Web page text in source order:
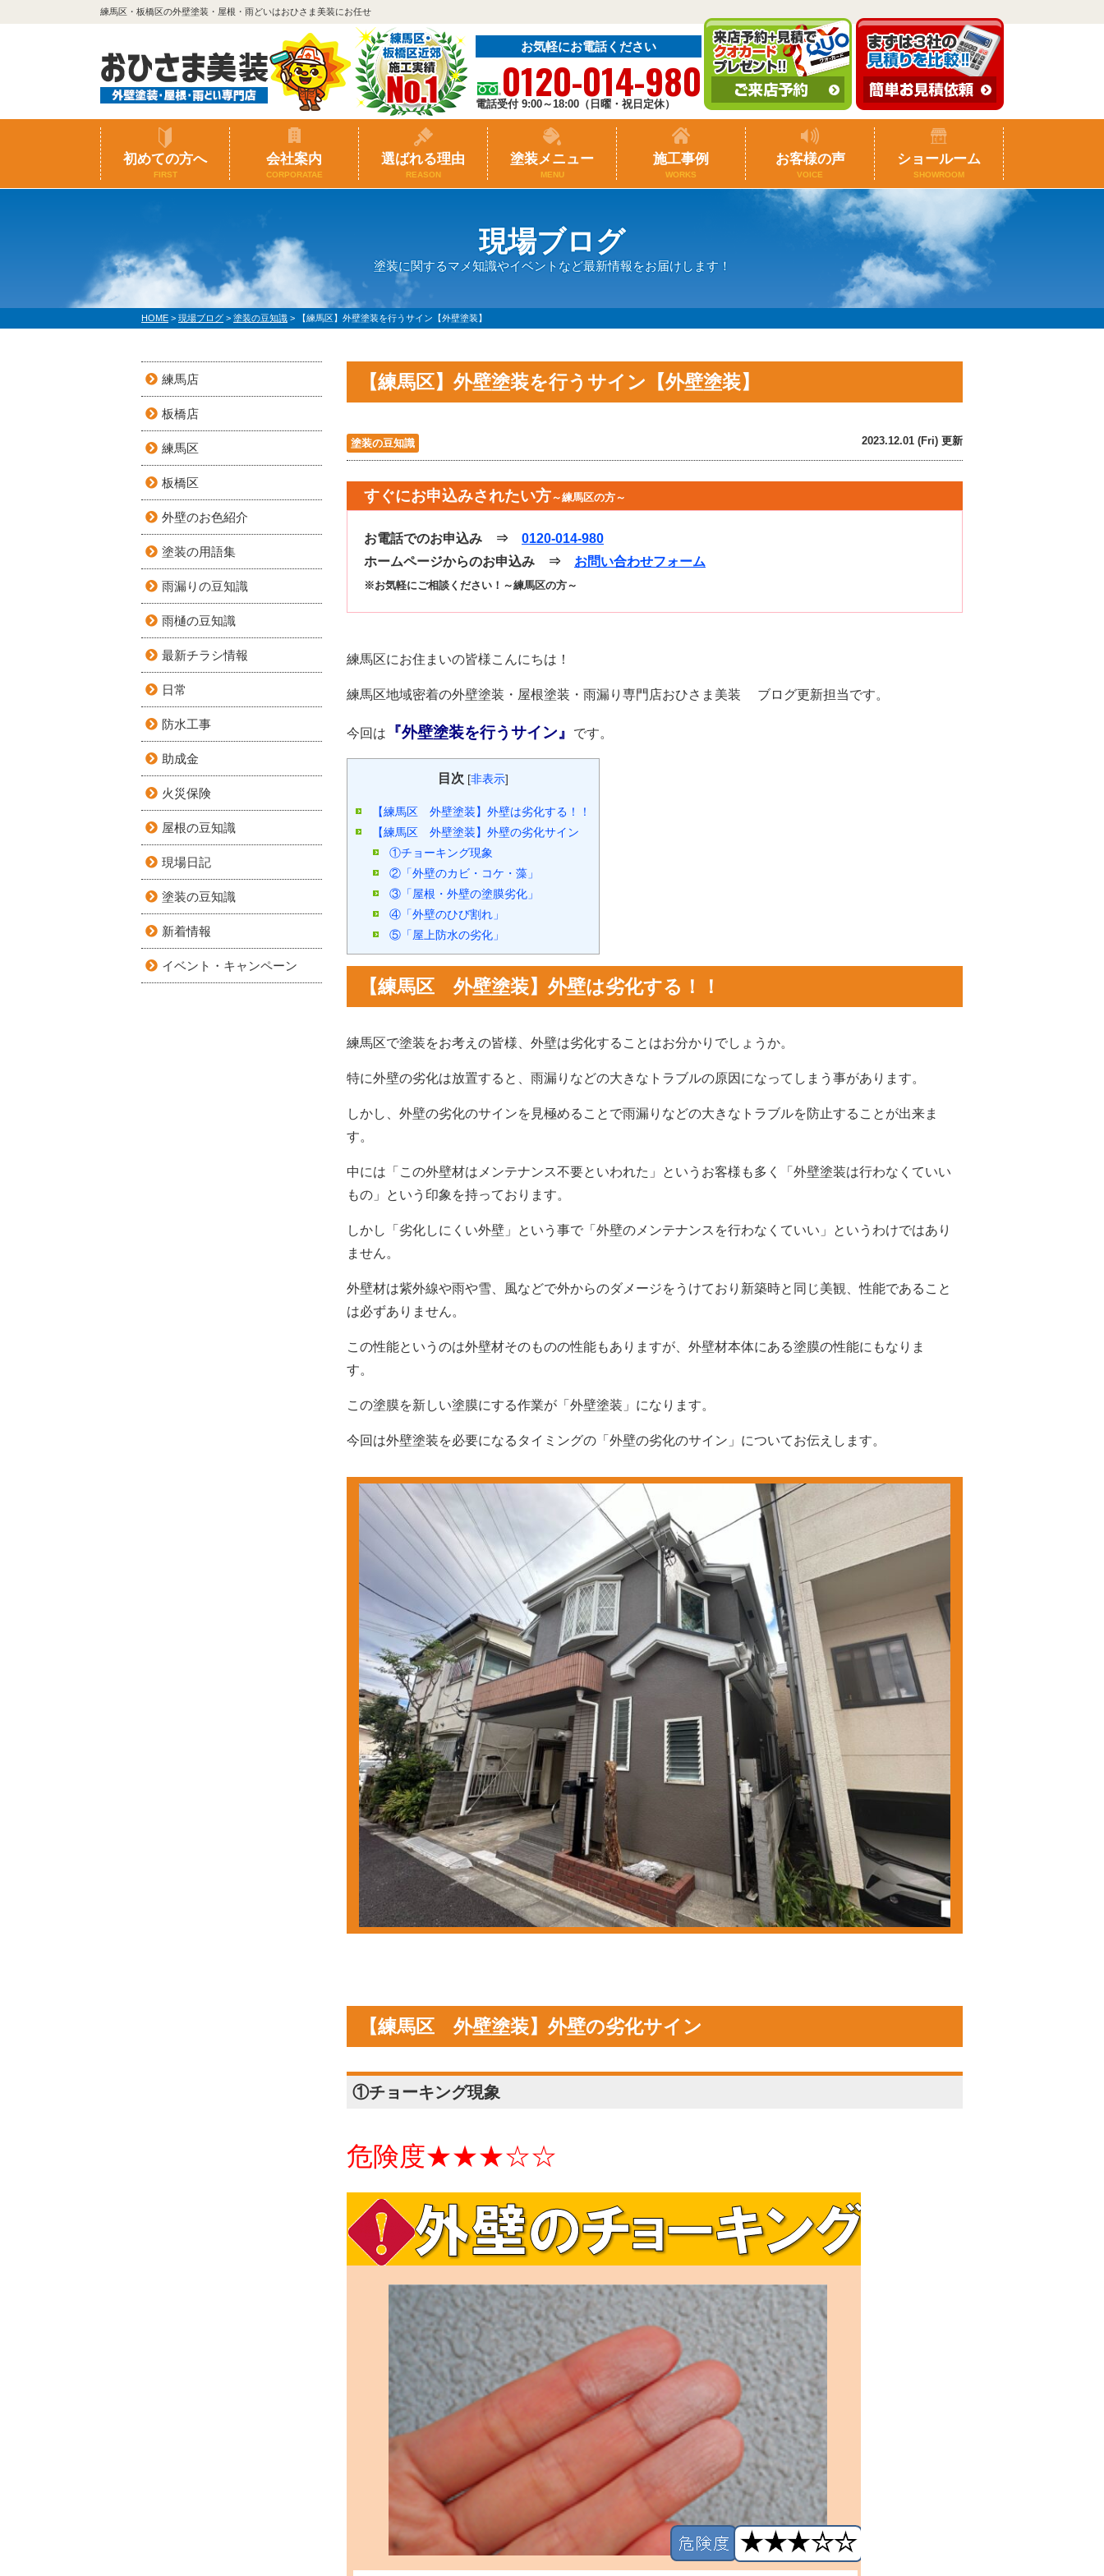
練馬区・板橋区の外壁塗装・屋根・雨どいはおひさま美装にお任せ
お気軽にお電話ください
0120-014-980
電話受付 9:00～18:00（日曜・祝日定休）
初めての方へ
FIRST
会社案内
CORPORATAE
選ばれる理由
REASON
塗装メニュー
MENU
施工事例
WORKS
お客様の声
VOICE
ショールーム
SHOWROOM
現場ブログ
塗装に関するマメ知識やイベントなど最新情報をお届けします！
HOME > 現場ブログ > 塗装の豆知識 > 【練馬区】外壁塗装を行うサイン【外壁塗装】
【練馬区】外壁塗装を行うサイン【外壁塗装】
塗装の豆知識 2023.12.01 (Fri) 更新
すぐにお申込みされたい方～練馬区の方～
お電話でのお申込み ⇒ 0120-014-980
ホームページからのお申込み ⇒ お問い合わせフォーム
※お気軽にご相談ください！～練馬区の方～
練馬区にお住まいの皆様こんにちは！
練馬区地域密着の外壁塗装・屋根塗装・雨漏り専門店おひさま美装 ブログ更新担当です。
今回は 『外壁塗装を行うサイン』 です。
目次 [非表示]
【練馬区 外壁塗装】外壁は劣化する！！
【練馬区 外壁塗装】外壁の劣化サイン
①チョーキング現象
②「外壁のカビ・コケ・藻」
③「屋根・外壁の塗膜劣化」
④「外壁のひび割れ」
⑤「屋上防水の劣化」
【練馬区 外壁塗装】外壁は劣化する！！
練馬区で塗装をお考えの皆様、外壁は劣化することはお分かりでしょうか。
特に外壁の劣化は放置すると、雨漏りなどの大きなトラブルの原因になってしまう事があります。
しかし、外壁の劣化のサインを見極めることで雨漏りなどの大きなトラブルを防止することが出来ま
す。
中には「この外壁材はメンテナンス不要といわれた」というお客様も多く「外壁塗装は行わなくていい
もの」という印象を持っております。
しかし「劣化しにくい外壁」という事で「外壁のメンテナンスを行わなくていい」というわけではあり
ません。
外壁材は紫外線や雨や雪、風などで外からのダメージをうけており新築時と同じ美観、性能であること
は必ずありません。
この性能というのは外壁材そのものの性能もありますが、外壁材本体にある塗膜の性能にもなりま
す。
この塗膜を新しい塗膜にする作業が「外壁塗装」になります。
今回は外壁塗装を必要になるタイミングの「外壁の劣化のサイン」についてお伝えします。
【練馬区 外壁塗装】外壁の劣化サイン
①チョーキング現象
危険度★★★☆☆
練馬店
板橋店
練馬区
板橋区
外壁のお色紹介
塗装の用語集
雨漏りの豆知識
雨樋の豆知識
最新チラシ情報
日常
防水工事
助成金
火災保険
屋根の豆知識
現場日記
塗装の豆知識
新着情報
イベント・キャンペーン